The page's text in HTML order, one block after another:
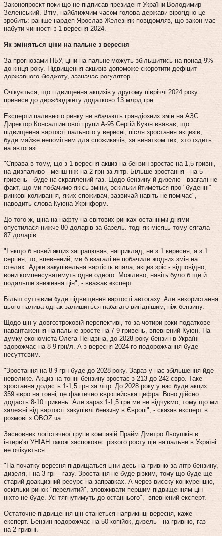
Законопроєкт поки що не підписав президент України Володимир
Зеленський. Втім, найближчим часом голова держави вірогідно це
зробить: раніше нардеп Ярослав Железняк повідомляв, що закон має
набути чинності з 1 вересня 2024.
Як зміняться ціни на пальне з вересня
За прогнозами НБУ, ціни на пальне можуть збільшитись на понад 9%
до кінця року. Підвищення акцизів допоможе скоротити дефіцит
державного бюджету, зазначає регулятор.
Очікується, що підвищення акцизів у другому півріччі 2024 року
принесе до держбюджету додатково 13 млрд грн.
Експерти паливного ринку не вбачають грандіозних змін на АЗС.
Директор Консалтингової групи А-95 Сергій Куюн вважає, що
підвищення вартості пального у вересні, після зростання акцизів,
буде майже непомітним для споживачів, за винятком тих, хто їздить
на автогазі.
"Справа в тому, що з 1 вересня акциз на бензин зростає на 1,5 гривні,
на дизпаливо - менш ніж на 2 грн за літр. Більше зростання - на 5
гривень - буде на скраплений газ. Щодо бензину й дизелю - взагалі не
факт, що ми побачимо якісь зміни, оскільки йтиметься про "буденні"
ринкові коливання, яких споживач, зазвичай навіть не помічає",-
наводить слова Куюна Укрінформ.
До того ж, ціна на нафту на світових ринках останніми днями
опустилася нижче 80 доларів за барель, тоді як місяць тому сягала
87 доларів.
"І якщо б новий акциз запрацював, наприклад, не з 1 вересня, а з 1
серпня, то, впевнений, ми б взагалі не побачили жодних змін на
стелах. Адже закупівельна вартість впала, акциз зріс - відповідно,
вони компенсуватимуть одне одного. Можливо, навіть було б ще й
подальше зниження цін", - вважає експерт.
Більш суттєвим буде підвищення вартості автогазу. Але використання
цього палива однак залишиться набагато вигіднішим, ніж бензину.
Щодо цін у довгостроковій перспективі, то за чотири роки податкове
навантаження на пальне зросте на 7-9 гривень, впевнений Куюн. На
думку економіста Олега Пендзіна, до 2028 року бензин в Україні
здорожчає на 8-9 грн/л. А з вересня 2024-го подорожчання буде
несуттєвим.
"Зростання на 8-9 грн буде до 2028 року. Зараз у нас збільшення йде
невелике. Акциз на тонні бензину зростає з 213 до 242 євро. Таке
зростання додасть 1-1,5 грн за літр. До 2028 року у нас буде акциз
359 євро на тонні, це фактично європейська цифра. Воно дійсно
додасть 8-10 гривень. Але зараз 1-1,5 грн ми не відчуємо, тому що ми
залежні від вартості закупівлі бензину в Європі", - сказав експерт в
розмові з OBOZ.ua.
Засновник логістичної групи компаній Прайм Дмитро Льоушкін в
інтерв'ю УНІАН також заспокоює: різкого росту цін на пальне в Україні
не очікується.
"На початку вересня підвищаться ціни десь на гривню за літр бензину,
дизеля, і на 3 грн - газу. Зростання не буде різким, тому що буде ще
старий доакцизний ресурс на заправках. А через високу конкуренцію,
оскільки ринок "перелитий", зловживати першим підвищенням цін
ніхто не буде. Усі тягнутимуть до останнього",- впевнений експерт.
Остаточне підвищення цін станеться наприкінці вересня, каже
експерт. Бензин подорожчає на 50 копійок, дизель - на гривню, газ -
на 2 гривні.